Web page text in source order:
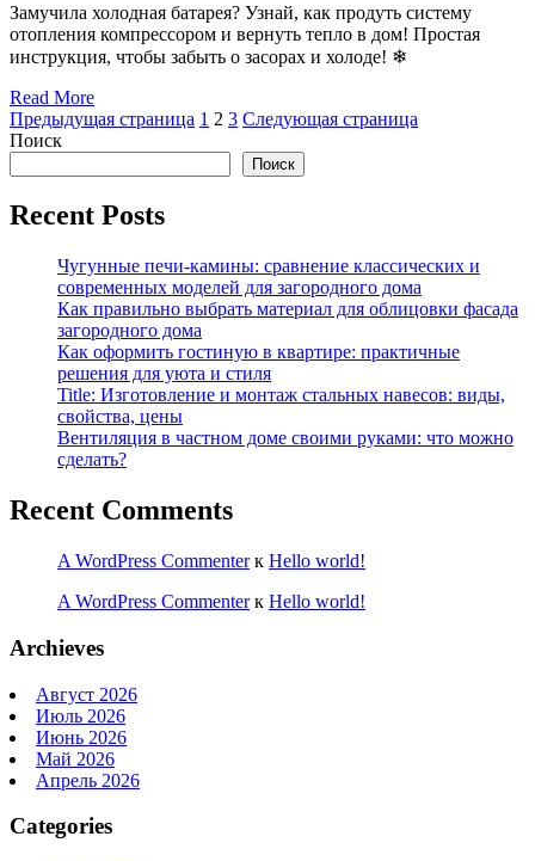
Замучила холодная батарея? Узнай, как продуть систему
отопления компрессором и вернуть тепло в дом! Простая
инструкция, чтобы забыть о засорах и холоде! ❄
Read More
Пагинация
записей
Предыдущая страница Страница
1 Страница
2 Страница
3 Следующая страница
Поиск
Поиск
Recent Posts
Чугунные печи-камины: сравнение классических и
современных моделей для загородного дома
Как правильно выбрать материал для облицовки фасада
загородного дома
Как оформить гостиную в квартире: практичные
решения для уюта и стиля
Title: Изготовление и монтаж стальных навесов: виды,
свойства, цены
Вентиляция в частном доме своими руками: что можно
сделать?
Recent Comments
A WordPress Commenterк Hello world!
A WordPress Commenterк Hello world!
Archieves
Август 2026
Июль 2026
Июнь 2026
Май 2026
Апрель 2026
Categories